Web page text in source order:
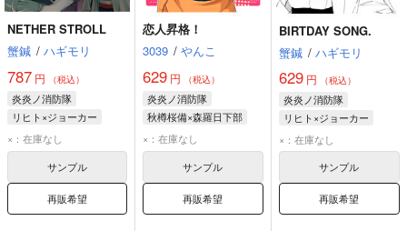
NETHER STROLL
蟹鍼 / ハギモリ
787 円 （税込）
炎炎ノ消防隊
リヒト×ジョーカー
ヴィクトル・リヒト
ジョーカー
×：在庫なし
サンプル
再販希望
恋人昇格！
3039 / やんこ
629 円 （税込）
炎炎ノ消防隊
秋樽桜備×森羅日下部
秋樽桜備
×：在庫なし
サンプル
再販希望
BIRTDAY SONG.
蟹鍼 / ハギモリ
629円 （税込）
炎炎ノ消防隊
リヒト×ジョーカー
ヴィクトル・リヒト
ジョーカー
×：在庫なし
サンプル
再販希望